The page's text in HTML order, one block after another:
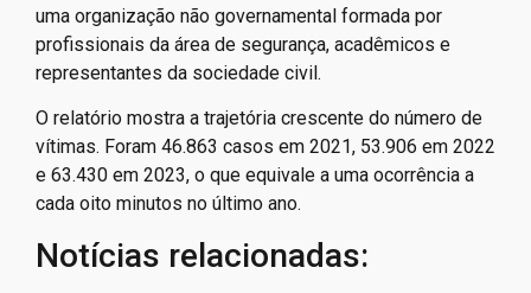
uma organização não governamental formada por
profissionais da área de segurança, acadêmicos e
representantes da sociedade civil.
O relatório mostra a trajetória crescente do número de
vítimas. Foram 46.863 casos em 2021, 53.906 em 2022
e 63.430 em 2023, o que equivale a uma ocorrência a
cada oito minutos no último ano.
Notícias relacionadas: